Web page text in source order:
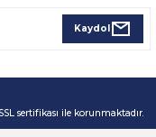
Kaydol
sertifikası ile korunmaktadır.